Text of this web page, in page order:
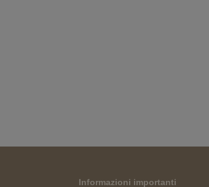
Informazioni importanti